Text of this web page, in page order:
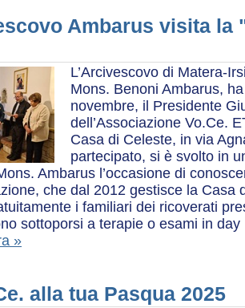
Ambarus visita la
L’Arcivescovo di Matera-
Mons. Benoni Ambarus,
novembre, il Presidente
dell’Associazione Vo.Ce.
Casa di Celeste, in via
partecipato, si è svolto in
Ambarus l’occasione di
che dal 2012 gestisce la Casa
i familiari dei ricoverati
sottoporsi a terapie o esami in day
»
alla tua Pasqua 2025